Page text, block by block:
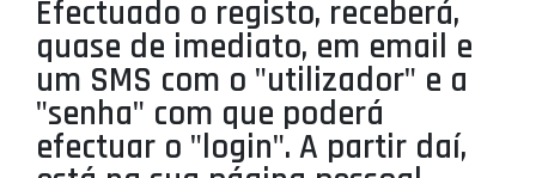
Efectuado o registo, receberá,
quase de imediato, em email e
um SMS com o "utilizador" e a
"senha" com que poderá
efectuar o "login". A partir daí,